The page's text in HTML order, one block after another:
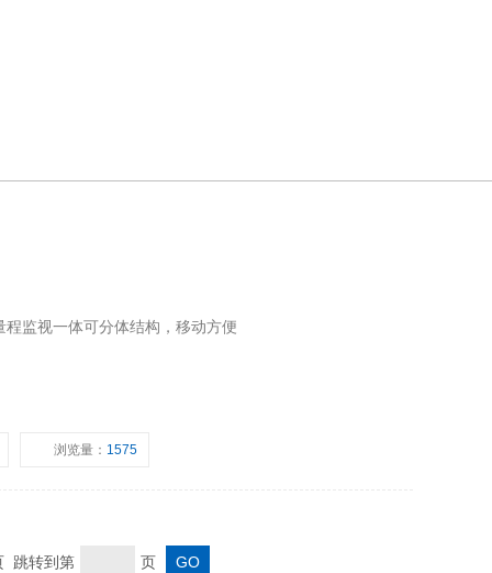
监视一体可分体结构，移动方便
浏览量： 1575
跳转到第 页